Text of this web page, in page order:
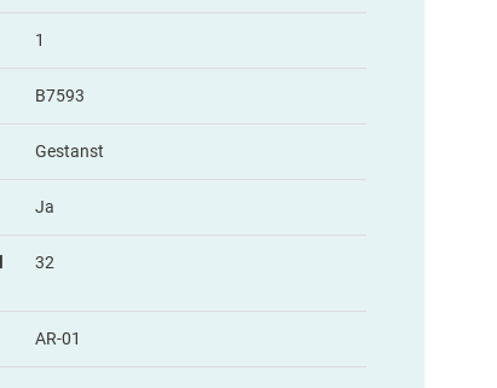
1
B7593
Gestanst
Ja
32
AR-01